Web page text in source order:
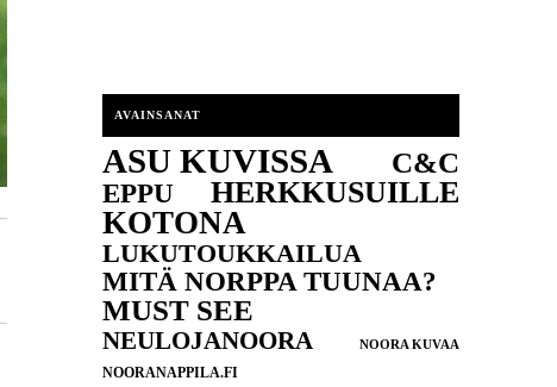
AVAINSANAT
ASU KUVISSA C&C
EPPU HERKKUSUILLE
KOTONA
LUKUTOUKKAILUA
MITÄ NORPPA TUUNAA?
MUST SEE
NEULOJANOORA NOORA KUVAA
NOORANAPPILA.FI